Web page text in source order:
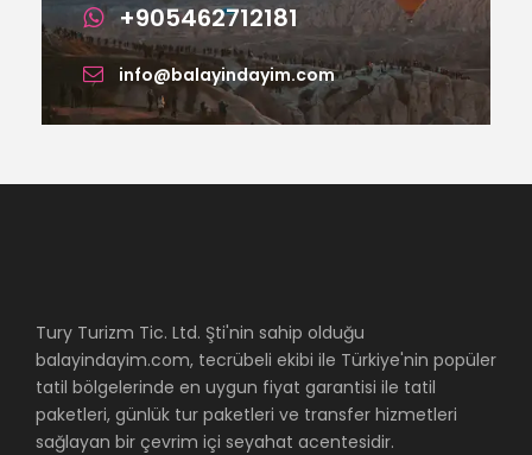
+905462712181
info@balayindayim.com
Tury Turizm Tic. Ltd. Şti'nin sahip olduğu
balayindayim.com, tecrübeli ekibi ile Türkiye'nin popüler
tatil bölgelerinde en uygun fiyat garantisi ile tatil
paketleri, günlük tur paketleri ve transfer hizmetleri
sağlayan bir çevrim içi seyahat acentesidir.